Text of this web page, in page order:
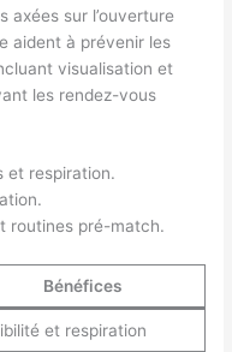
axées sur l’ouverture
aident à prévenir les
visualisation et
les rendez-vous
et respiration.
routines pré-match.
Bénéfices
et respiration